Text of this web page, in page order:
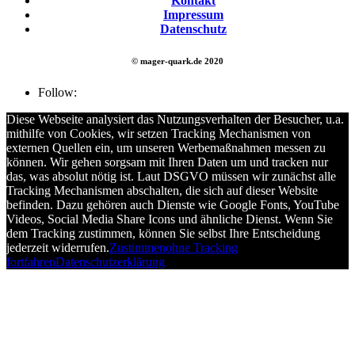
Impressum
Datenschutz
© mager-quark.de 2020
Follow:
Diese Webseite analysiert das Nutzungsverhalten der Besucher, u.a.
mithilfe von Cookies, wir setzen Tracking Mechanismen von
externen Quellen ein, um unseren Werbemaßnahmen messen zu
können. Wir gehen sorgsam mit Ihren Daten um und tracken nur
das, was absolut nötig ist. Laut DSGVO müssen wir zunächst alle
Tracking Mechanismen abschalten, die sich auf dieser Website
befinden. Dazu gehören auch Dienste wie Google Fonts, YouTube
Videos, Social Media Share Icons und ähnliche Dienst. Wenn Sie
dem Tracking zustimmen, können Sie selbst Ihre Entscheidung
jederzeit widerrufen.Zustimmenohne Tracking
fortfahrenDatenschutzerklärung